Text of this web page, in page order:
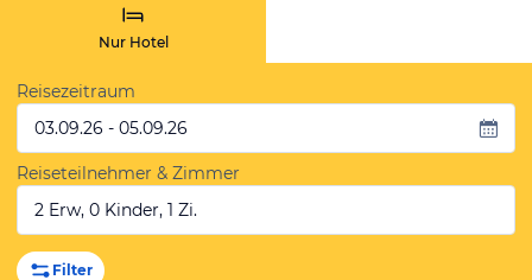
Nur Hotel
Reisezeitraum
03.09.26 - 05.09.26
Reiseteilnehmer & Zimmer
2 Erw, 0 Kinder, 1 Zi.
Filter